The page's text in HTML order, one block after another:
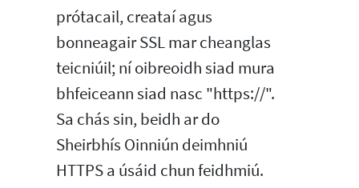
prótacail, creataí agus
bonneagair SSL mar cheanglas
teicniúil; ní oibreoidh siad mura
bhfeiceann siad nasc "https://".
Sa chás sin, beidh ar do
Sheirbhís Oinniún deimhniú
HTTPS a úsáid chun feidhmiú.